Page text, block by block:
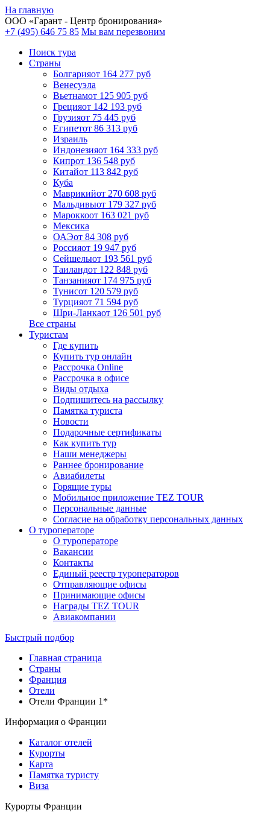
На главную
ООО «Гарант - Центр бронирования»
+7 (495) 646 75 85 Мы вам перезвоним
Поиск тура
Cтраны
Болгарияот 164 277 руб
Венесуэла
Вьетнамот 125 905 руб
Грецияот 142 193 руб
Грузияот 75 445 руб
Египетот 86 313 руб
Израиль
Индонезияот 164 333 руб
Кипрот 136 548 руб
Китайот 113 842 руб
Куба
Маврикийот 270 608 руб
Мальдивыот 179 327 руб
Мароккоот 163 021 руб
Мексика
ОАЭот 84 308 руб
Россияот 19 947 руб
Сейшелыот 193 561 руб
Таиландот 122 848 руб
Танзанияот 174 975 руб
Тунисот 120 579 руб
Турцияот 71 594 руб
Шри-Ланкаот 126 501 руб
Все страны
Туристам
Где купить
Купить тур онлайн
Рассрочка Online
Рассрочка в офисе
Виды отдыха
Подпишитесь на рассылку
Памятка туриста
Новости
Подарочные сертификаты
Как купить тур
Наши менеджеры
Раннее бронирование
Авиабилеты
Горящие туры
Мобильное приложение TEZ TOUR
Персональные данные
Согласие на обработку персональных данных
О туроператоре
О туроператоре
Вакансии
Контакты
Единый реестр туроператоров
Отправляющие офисы
Принимающие офисы
Награды TEZ TOUR
Авиакомпании
Быстрый подбор
Главная страница
Cтраны
Франция
Отели
Отели Франции 1*
Информация о Франции
Каталог отелей
Курорты
Карта
Памятка туристу
Виза
Курорты Франции